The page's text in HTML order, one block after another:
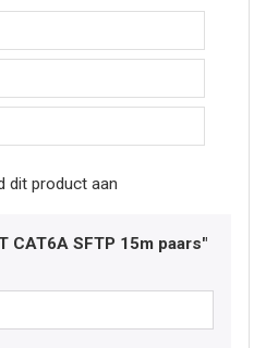
dit product aan
CAT6A SFTP 15m paars"